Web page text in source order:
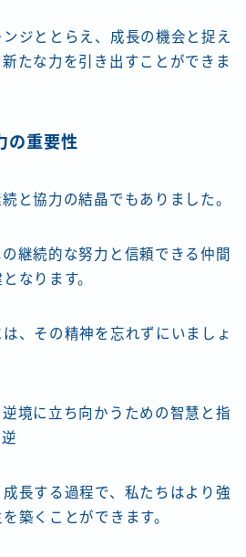
ジととらえ、成長の機会と捉え
たな力を引き出すことができま
の重要性
と協力の結晶でもありました。
継続的な努力と信頼できる仲間
なります。
、その精神を忘れずにいましょ
境に立ち向かうための智慧と指
長する過程で、私たちはより強
築くことができます。